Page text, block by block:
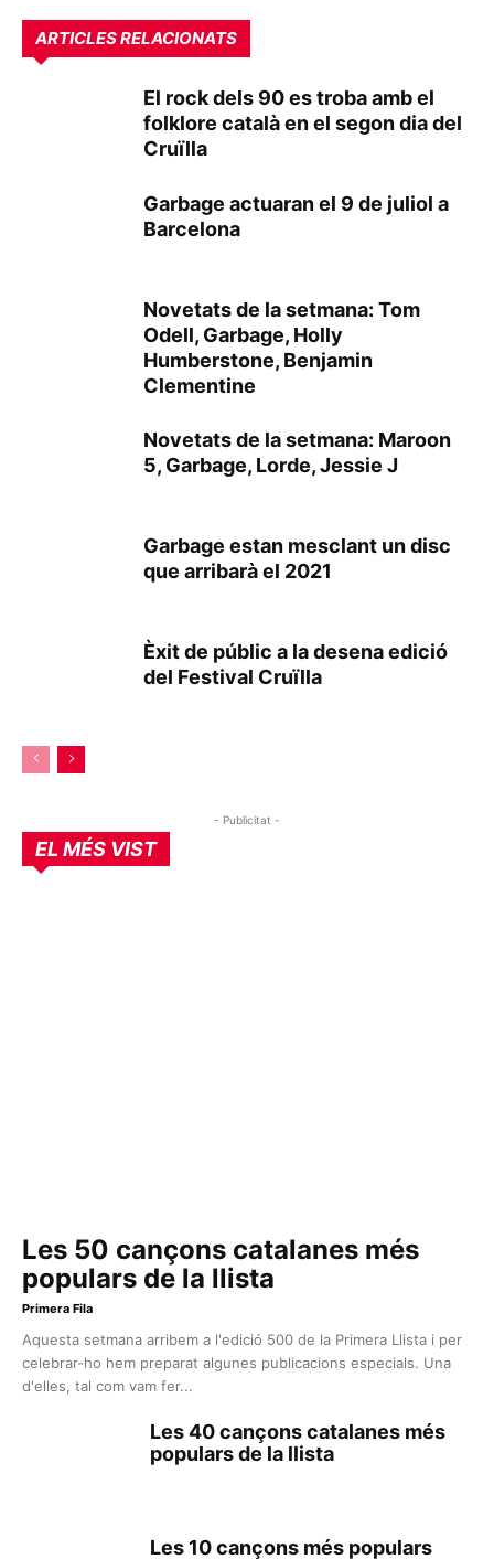
ARTICLES RELACIONATS
El rock dels 90 es troba amb el
folklore català en el segon dia del
Cruïlla
Garbage actuaran el 9 de juliol a
Barcelona
Novetats de la setmana: Tom
Odell, Garbage, Holly
Humberstone, Benjamin
Clementine
Novetats de la setmana: Maroon
5, Garbage, Lorde, Jessie J
Garbage estan mesclant un disc
que arribarà el 2021
Èxit de públic a la desena edició
del Festival Cruïlla
- Publicitat -
EL MÉS VIST
Les 50 cançons catalanes més
populars de la llista
Primera Fila
Aquesta setmana arribem a l'edició 500 de la Primera Llista i per
celebrar-ho hem preparat algunes publicacions especials. Una
d'elles, tal com vam fer...
Les 40 cançons catalanes més
populars de la llista
Les 10 cançons més populars